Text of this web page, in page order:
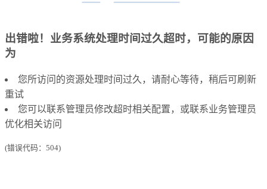
出错啦！业务系统处理时间过久超时，可能的原因
为
您所访问的资源处理时间过久，请耐心等待，稍后可刷新
重试
您可以联系管理员修改超时相关配置，或联系业务管理员
优化相关访问
(错误代码：504)